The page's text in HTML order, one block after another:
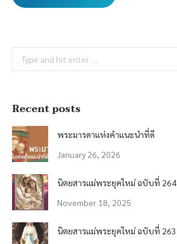
Search:
Recent posts
พระมารดาแห่งคำแนะนำที่ดี
January 26, 2026
นิตยสารแม่พระยุคใหม่ ฉบับที่ 264
November 18, 2025
นิตยสารแม่พระยุคใหม่ ฉบับที่ 263